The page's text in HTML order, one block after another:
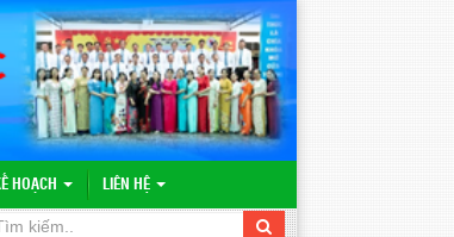
HOẠCH LIÊN HỆ
TH&THCS VĨNH BÌNH BẮC